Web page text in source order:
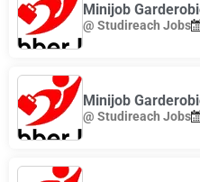
Minijob
@ Studireach Jobs
Minijob
@ Studireach Jobs